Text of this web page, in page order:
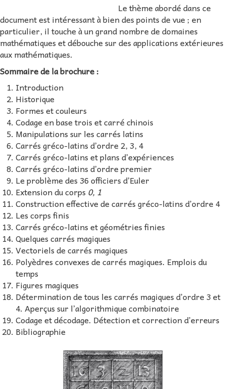
Le thème abordé dans ce
document est intéressant à bien des points de vue ; en
particulier, il touche à un grand nombre de domaines
mathématiques et débouche sur des applications extérieures
aux mathématiques.
Sommaire de la brochure :
Introduction
Historique
Formes et couleurs
Codage en base trois et carré chinois
Manipulations sur les carrés latins
Carrés gréco-latins d’ordre 2, 3, 4
Carrés gréco-latins et plans d’expériences
Carrés gréco-latins d’ordre premier
Le problème des 36 officiers d’Euler
Extension du corps 0, 1
Construction effective de carrés gréco-latins d’ordre 4
Les corps finis
Carrés gréco-latins et géométries finies
Quelques carrés magiques
Vectoriels de carrés magiques
Polyèdres convexes de carrés magiques. Emplois du
temps
Figures magiques
Détermination de tous les carrés magiques d’ordre 3 et
4. Aperçus sur l’algorithmique combinatoire
Codage et décodage. Détection et correction d’erreurs
Bibliographie